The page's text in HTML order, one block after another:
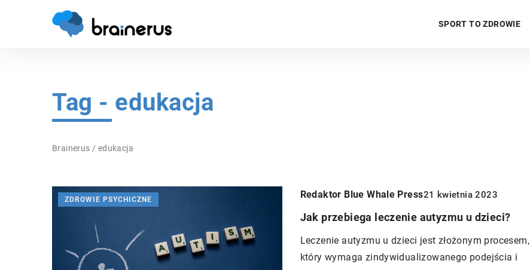
SPORT TO ZDROWIE
Tag - edukacja
Brainerus / edukacja
ZDROWIE PSYCHICZNE Redaktor Blue Whale Press21 kwietnia 2023
Jak przebiega leczenie autyzmu u dzieci?
Leczenie autyzmu u dzieci jest złożonym procesem,
który wymaga zindywidualizowanego podejścia i
SPORT TO ZDROWIE ZDROWIE PSYCHICZNE